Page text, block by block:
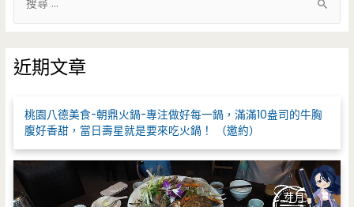
鍵
字
近期文章
桃園八德美食-朝鼎火鍋-專注做好每一鍋，滿滿10盎司的牛胸
腹好香甜，當日壽星就是要來吃火鍋！ （邀約）